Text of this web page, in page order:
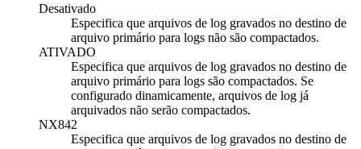
Desativado
Especifica que arquivos de log gravados no destino de
arquivo primário para logs não são compactados.
ATIVADO
Especifica que arquivos de log gravados no destino de
arquivo primário para logs são compactados. Se
configurado dinamicamente, arquivos de log já
arquivados não serão compactados.
NX842
Especifica que arquivos de log gravados no destino de